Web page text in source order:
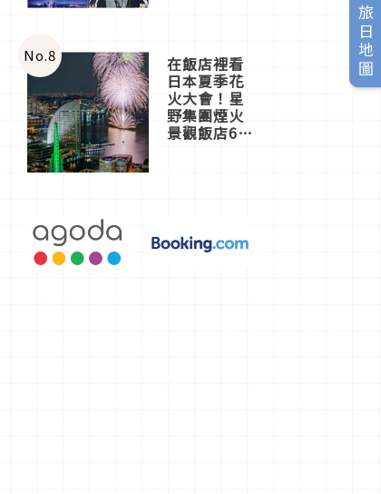
旅日地圖
No.8 在飯店裡看
日本夏季花
火大會！星
野集團煙火
景觀飯店6